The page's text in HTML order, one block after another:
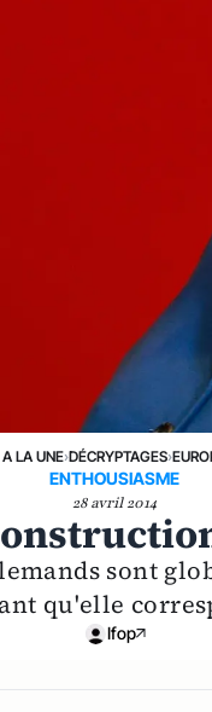
A LA UNE›DÉCRYPTAGES›
ENTHOUSIASME
28 avril 2014
sont
qu'elle
Ifop